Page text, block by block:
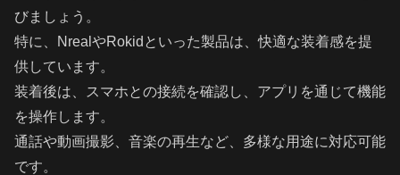
びましょう。
特に、NrealやRokidといった製品は、快適な装着感を提
供しています。
装着後は、スマホとの接続を確認し、アプリを通じて機能
を操作します。
通話や動画撮影、音楽の再生など、多様な用途に対応可能
です。